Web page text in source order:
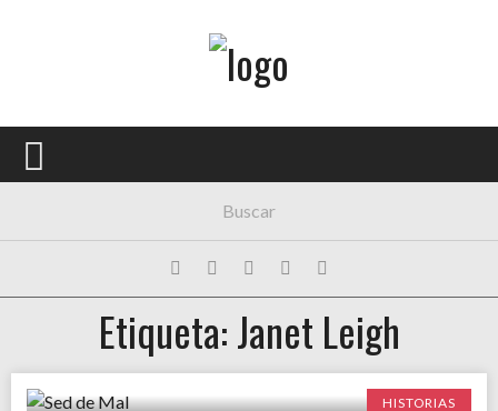
PORTADA
FESTIVALES
EXPOSICIONES
HISTORIAS
Etiqueta: Janet Leigh
HISTORIAS